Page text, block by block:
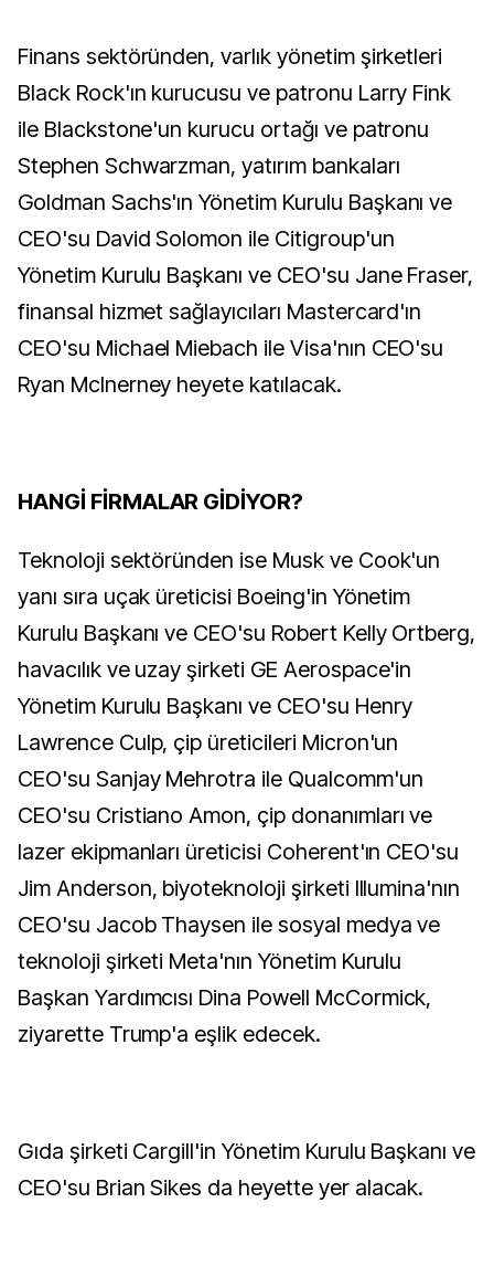
Finans sektöründen, varlık yönetim şirketleri
Black Rock'ın kurucusu ve patronu Larry Fink
ile Blackstone'un kurucu ortağı ve patronu
Stephen Schwarzman, yatırım bankaları
Goldman Sachs'ın Yönetim Kurulu Başkanı ve
CEO'su David Solomon ile Citigroup'un
Yönetim Kurulu Başkanı ve CEO'su Jane Fraser,
finansal hizmet sağlayıcıları Mastercard'ın
CEO'su Michael Miebach ile Visa'nın CEO'su
Ryan McInerney heyete katılacak.
HANGİ FİRMALAR GİDİYOR?
Teknoloji sektöründen ise Musk ve Cook'un
yanı sıra uçak üreticisi Boeing'in Yönetim
Kurulu Başkanı ve CEO'su Robert Kelly Ortberg,
havacılık ve uzay şirketi GE Aerospace'in
Yönetim Kurulu Başkanı ve CEO'su Henry
Lawrence Culp, çip üreticileri Micron'un
CEO'su Sanjay Mehrotra ile Qualcomm'un
CEO'su Cristiano Amon, çip donanımları ve
lazer ekipmanları üreticisi Coherent'ın CEO'su
Jim Anderson, biyoteknoloji şirketi Illumina'nın
CEO'su Jacob Thaysen ile sosyal medya ve
teknoloji şirketi Meta'nın Yönetim Kurulu
Başkan Yardımcısı Dina Powell McCormick,
ziyarette Trump'a eşlik edecek.
Gıda şirketi Cargill'in Yönetim Kurulu Başkanı ve
CEO'su Brian Sikes da heyette yer alacak.